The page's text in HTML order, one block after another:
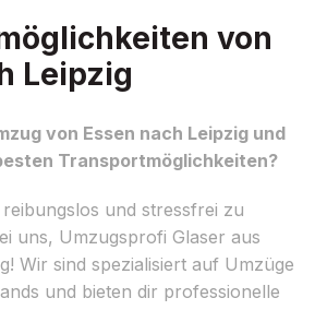
von
Leipzig
von Essen nach Leipzig und
Transportmöglichkeiten?
und stressfrei zu
uns, Umzugsprofi Glaser aus
Wir sind spezialisiert auf Umzüge
und bieten dir professionelle